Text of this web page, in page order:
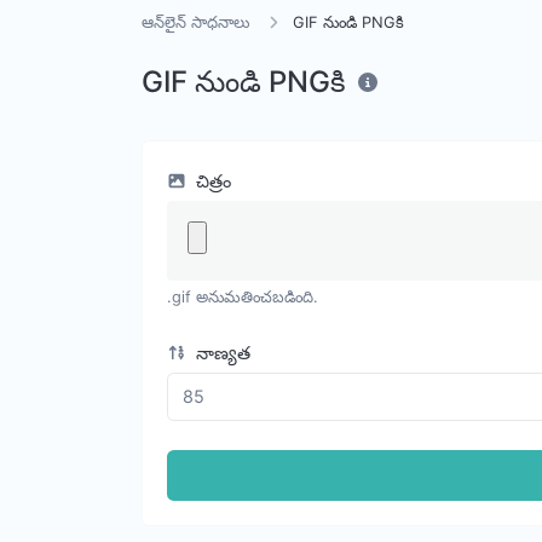
ఆన్‌లైన్ సాధనాలు GIF నుండి PNGకి
GIF నుండి PNGకి
చిత్రం
.gif అనుమతించబడింది.
నాణ్యత